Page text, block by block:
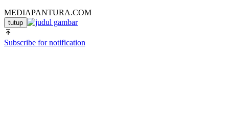
MEDIAPANTURA.COM
tutup
Subscribe for notification